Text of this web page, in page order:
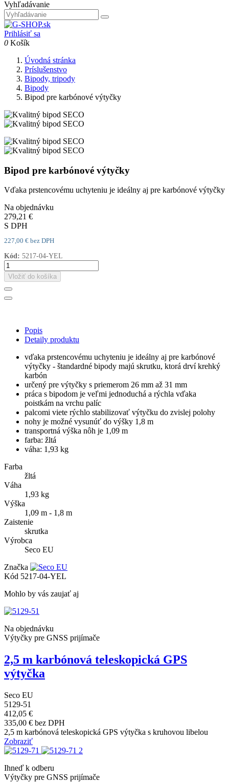
Vyhľadávanie
Prihlásiť sa
0 Košík
Úvodná stránka
Príslušenstvo
Bipody, tripody
Bipody
Bipod pre karbónové výtyčky
Bipod pre karbónové výtyčky
Vďaka prstencovému uchyteniu je ideálny aj pre karbónové výtyčky
Na objednávku
279,21 €
S DPH
227,00 € bez DPH
Kód: 5217-04-YEL
Vložiť do košíka
Popis
Detaily produktu
vďaka prstencovému uchyteniu je ideálny aj pre karbónové
výtyčky - štandardné bipody majú skrutku, ktorá drví krehký
karbón
určený pre výtyčky s priemerom 26 mm až 31 mm
práca s bipodom je veľmi jednoduchá a rýchla vďaka
poistkám na vrchu palíc
palcomi viete rýchlo stabilizovať výtyčku do zvislej polohy
nohy je možné vysunúť do výšky 1,8 m
transportná výška nôh je 1,09 m
farba: žltá
váha: 1,93 kg
Farba
žltá
Váha
1,93 kg
Výška
1,09 m - 1,8 m
Zaistenie
skrutka
Výrobca
Seco EU
Značka
Kód 5217-04-YEL
Mohlo by vás zaujať aj
Na objednávku
Výtyčky pre GNSS prijímače
2,5 m karbónová teleskopická GPS
výtyčka
Seco EU
5129-51
412,05 €
335,00 € bez DPH
2,5 m karbónová teleskopická GPS výtyčka s kruhovou libelou
Zobraziť
Ihneď k odberu
Výtyčky pre GNSS prijímače